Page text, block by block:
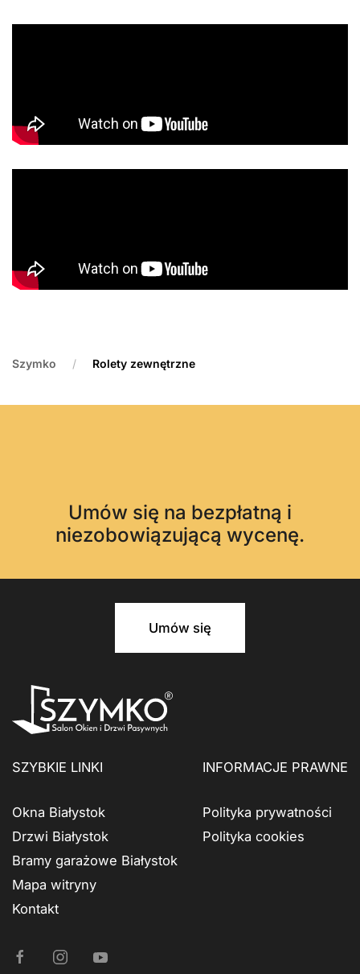
Szymko Rolety zewnętrzne
Umów się na bezpłatną i
niezobowiązującą wycenę.
Umów się
SZYBKIE LINKI
Okna Białystok
Drzwi Białystok
Bramy garażowe Białystok
Mapa witryny
Kontakt
INFORMACJE PRAWNE
Polityka prywatności
Polityka cookies